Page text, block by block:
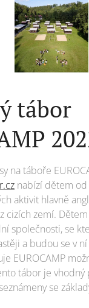
tábor
na táboře
nabízí dětem
aktivit hlavně
cizích zemí.
společnosti, se
a budou se v
EUROCAMP
tábor je
se